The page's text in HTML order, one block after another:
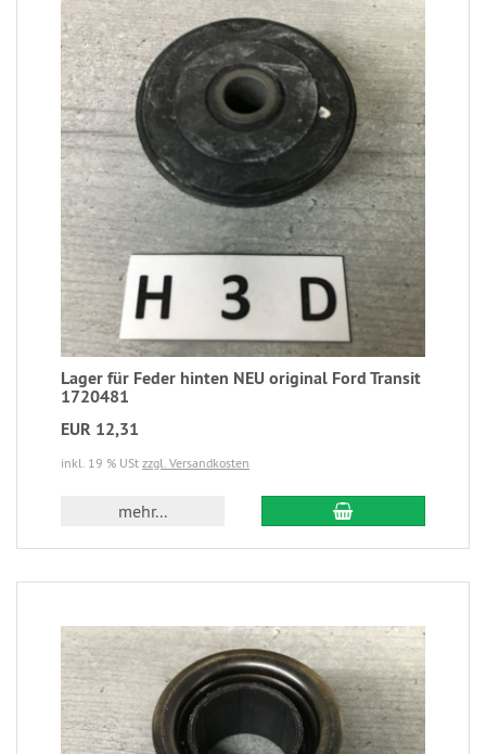
Lager für Feder hinten NEU original Ford Transit
1720481
EUR 12,31
inkl. 19 % USt zzgl. Versandkosten
mehr...